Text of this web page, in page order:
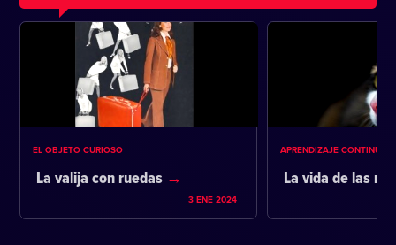
EL OBJETO CURIOSO
La valija con ruedas
3 ENE 2024
APRENDIZAJE CONTINUO
La vida de las